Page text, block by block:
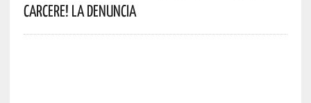
Carcere! La Denuncia